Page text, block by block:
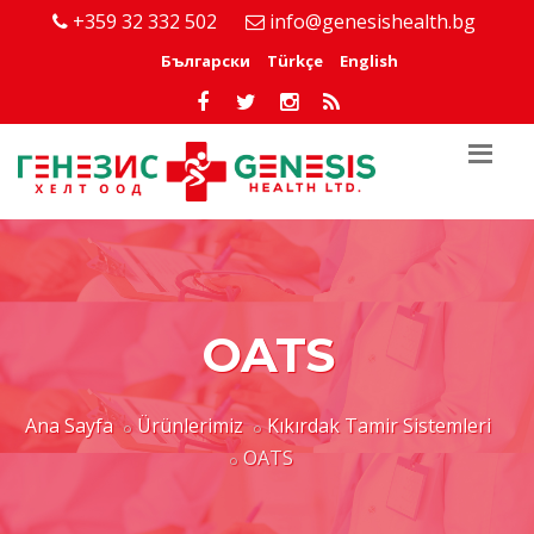
+359 32 332 502 info@genesishealth.bg
Български Türkçe English
OATS
Ana Sayfa Ürünlerimiz
Kıkırdak Tamir Sistemleri
OATS